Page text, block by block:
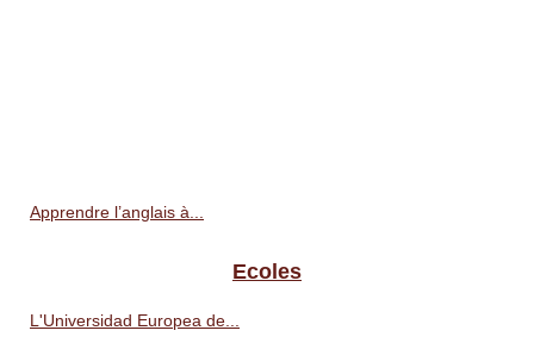
Apprendre l’anglais à...
Ecoles
L'Universidad Europea de...